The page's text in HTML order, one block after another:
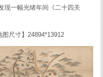
现一幅光绪年间《二十四关
图尺寸】24894*13912